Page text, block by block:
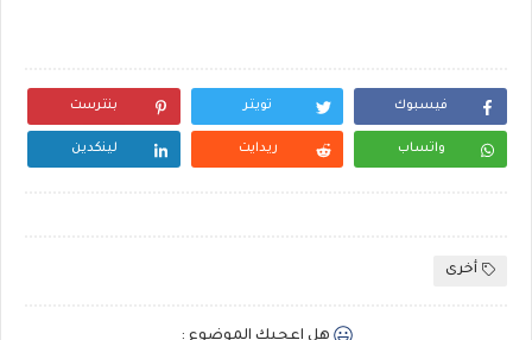
فيسبوك تويتر بنترست
واتساب ريدايت لينكدين
أخرى
هل اعجبك الموضوع :